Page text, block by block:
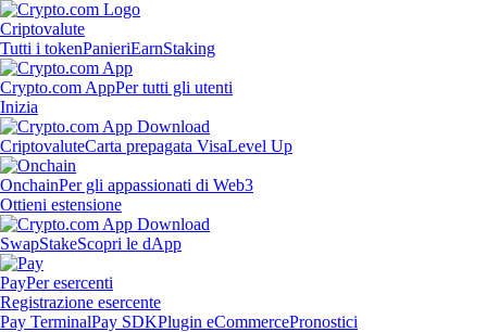
Criptovalute
Tutti i tokenPanieriEarnStaking
Crypto.com AppPer tutti gli utenti
Inizia
CriptovaluteCarta prepagata VisaLevel Up
OnchainPer gli appassionati di Web3
Ottieni estensione
SwapStakeScopri le dApp
PayPer esercenti
Registrazione esercente
Pay TerminalPay SDKPlugin eCommercePronostici